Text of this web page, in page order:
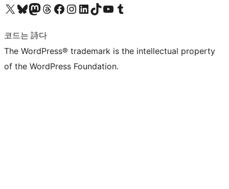
X(이전 트위터) 계정 방문하기블루스카이 계정 방문하기마스토돈 계정 방문하기스레드 계정 방문하기 페이스북 페이지 방문하기인스타그램 계정 방문하기 LinkedIn 계정 방문하기틱톡 계정 방문하기유튜브 채널 방문하기 텀블러 계정 방문하기
코드는 詩다
The WordPress® trademark is the intellectual property
of the WordPress Foundation.